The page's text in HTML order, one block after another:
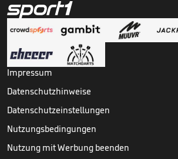
Impressum
Datenschutzhinweise
Datenschutzeinstellungen
Nutzungsbedingungen
Nutzung mit Werbung beenden